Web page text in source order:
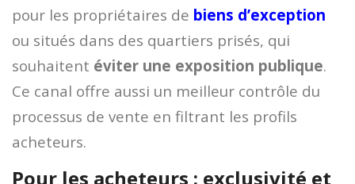
pour les propriétaires de biens d’exception
ou situés dans des quartiers prisés, qui
souhaitent éviter une exposition publique.
Ce canal offre aussi un meilleur contrôle du
processus de vente en filtrant les profils
acheteurs.
Pour les acheteurs : exclusivité et